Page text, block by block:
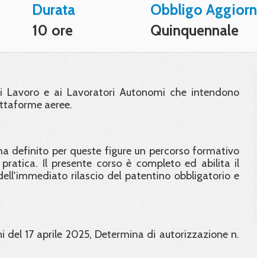
Durata
10 ore
Obbligo
Quinquennale
e ai Lavoratori Autonomi che intendono
aeree.
definito per queste figure un percorso formativo
Il presente corso è completo ed abilita il
rilascio del patentino obbligatorio e
17 aprile 2025, Determina di autorizzazione n.